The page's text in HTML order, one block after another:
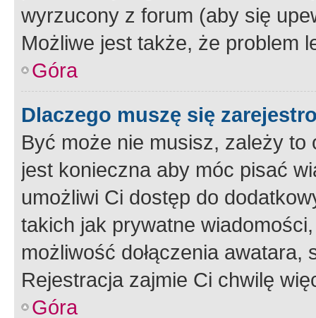
wyrzucony z forum (aby się
Możliwe jest także, że problem
Góra
Dlaczego muszę się
Być może nie musisz, zależy
jest konieczna aby móc pisać
umożliwi Ci dostęp do
takich jak prywatne
możliwość dołączenia
Rejestracja zajmie Ci chwilę
Góra